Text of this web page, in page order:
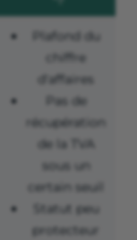
Plafond du
chiffre
d'affaires
Pas de
récupération
de la TVA
sous un
certain seuil
Statut peu
protecteur